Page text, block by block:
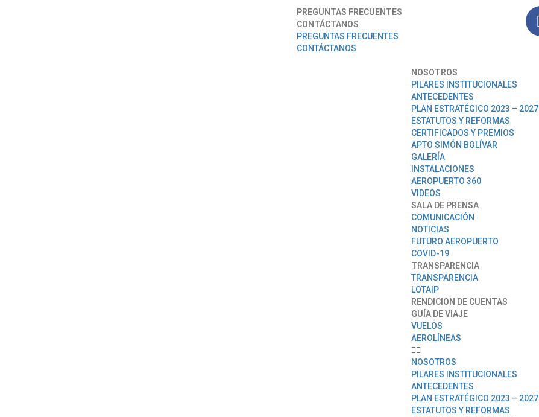
PREGUNTAS FRECUENTES
CONTÁCTANOS
PREGUNTAS FRECUENTES
CONTÁCTANOS
NOSOTROS
PILARES INSTITUCIONALES
ANTECEDENTES
PLAN ESTRATÉGICO 2023 – 2027
ESTATUTOS Y REFORMAS
CERTIFICADOS Y PREMIOS
APTO SIMÓN BOLÍVAR
GALERÍA
INSTALACIONES
AEROPUERTO 360
VIDEOS
SALA DE PRENSA
COMUNICACIÓN
NOTICIAS
FUTURO AEROPUERTO
COVID-19
TRANSPARENCIA
TRANSPARENCIA
LOTAIP
RENDICION DE CUENTAS
GUÍA DE VIAJE
VUELOS
AEROLÍNEAS
NOSOTROS
PILARES INSTITUCIONALES
ANTECEDENTES
PLAN ESTRATÉGICO 2023 – 2027
ESTATUTOS Y REFORMAS